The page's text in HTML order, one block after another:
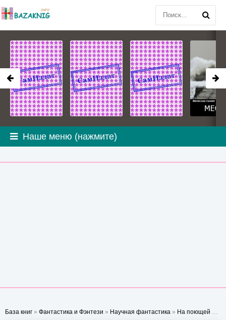
Наше меню (нажмите)
База книг » Фантастика и Фэнтези » Научная фантастика » На поющей планете. (сборник)